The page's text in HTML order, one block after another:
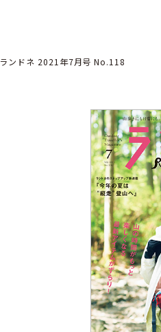
ランドネ 2021年7月号 No.118